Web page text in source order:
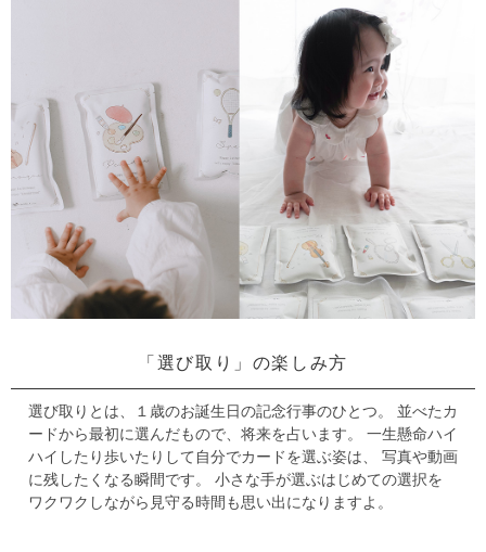
「選び取り」の楽しみ方
選び取りとは、１歳のお誕生日の記念行事のひとつ。
並べたカ
ードから最初に選んだもので、将来を占います。
一生懸命ハイ
ハイしたり歩いたりして自分でカードを選ぶ姿は、 写真や動画
に残したくなる瞬間です。
小さな手が選ぶはじめての選択を
ワクワクしながら見守る時間も思い出になりますよ。